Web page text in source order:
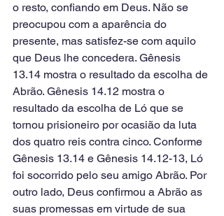
o resto, confiando em Deus. Não se
preocupou com a aparência do
presente, mas satisfez-se com aquilo
que Deus lhe concedera. Gênesis
13.14 mostra o resultado da escolha de
Abrão. Gênesis 14.12 mostra o
resultado da escolha de Ló que se
tornou prisioneiro por ocasião da luta
dos quatro reis contra cinco. Conforme
Gênesis 13.14 e Gênesis 14.12-13, Ló
foi socorrido pelo seu amigo Abrão. Por
outro lado, Deus confirmou a Abrão as
suas promessas em virtude de sua